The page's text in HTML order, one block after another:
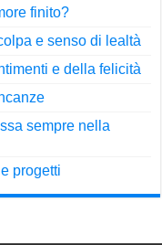
finito?
e senso di lealtà
e della felicità
sempre nella
progetti